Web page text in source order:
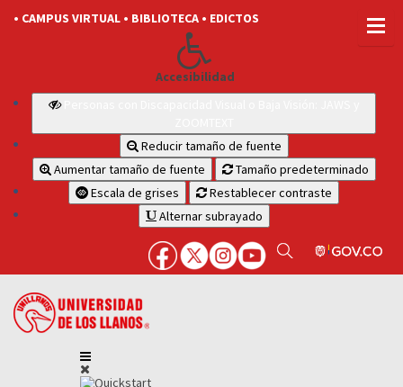
• CAMPUS VIRTUAL • BIBLIOTECA • EDICTOS
Accesibilidad
Reducir tamaño de fuente
Aumentar tamaño de fuente
Tamaño predeterminado
Escala de grises
Restablecer contraste
Alternar subrayado